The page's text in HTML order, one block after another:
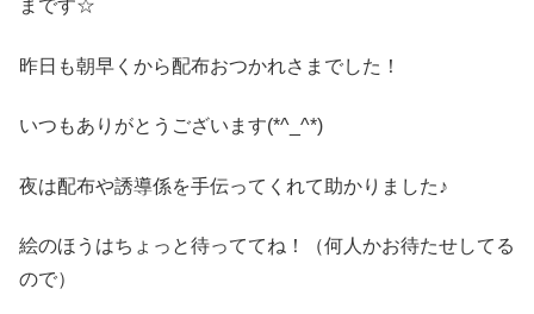
まです☆
昨日も朝早くから配布おつかれさまでした！
いつもありがとうございます(*^_^*)
夜は配布や誘導係を手伝ってくれて助かりました♪
絵のほうはちょっと待っててね！（何人かお待たせしてる
ので）